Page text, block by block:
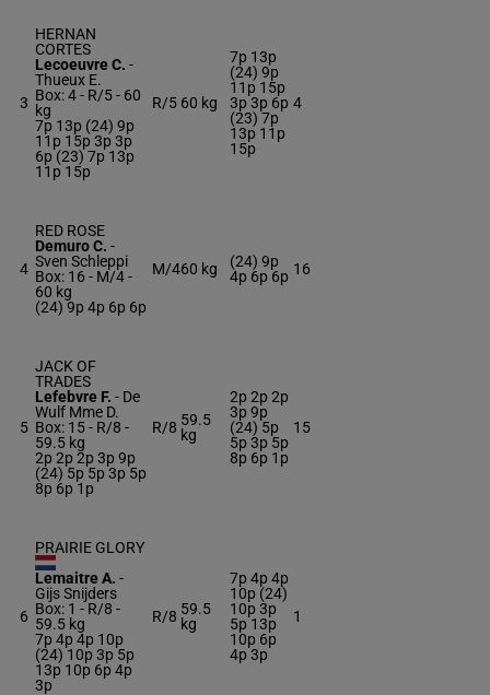
3
HERNAN
CORTES
Lecoeuvre C. -
Thueux E.
Box: 4 - R/5 - 60
kg
7p 13p (24) 9p
11p 15p 3p 3p
6p (23) 7p 13p
11p 15p
R/5 60 kg
7p 13p
(24) 9p
11p 15p
3p 3p 6p
(23) 7p
13p 11p
15p
4
4
RED ROSE
Demuro C. -
Sven Schleppi
Box: 16 - M/4 -
60 kg
(24) 9p 4p 6p 6p
M/460 kg
(24) 9p
4p 6p 6p 16
5
JACK OF
TRADES
Lefebvre F. - De
Wulf Mme D.
Box: 15 - R/8 -
59.5 kg
2p 2p 2p 3p 9p
(24) 5p 5p 3p 5p
8p 6p 1p
R/8 59.5
kg
2p 2p 2p
3p 9p
(24) 5p
5p 3p 5p
8p 6p 1p
15
6
PRAIRIE GLORY
Lemaitre A. -
Gijs Snijders
Box: 1 - R/8 -
59.5 kg
7p 4p 4p 10p
(24) 10p 3p 5p
13p 10p 6p 4p
3p
R/8 59.5
kg
7p 4p 4p
10p (24)
10p 3p
5p 13p
10p 6p
4p 3p
1